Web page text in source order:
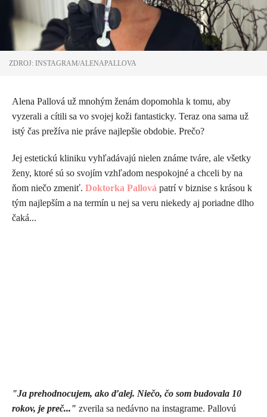
ZDROJ: INSTAGRAM/ALENAPALLOVA
Alena Pallová už mnohým ženám dopomohla k tomu, aby
vyzerali a cítili sa vo svojej koži fantasticky. Teraz ona sama už
istý čas prežíva nie práve najlepšie obdobie. Prečo?
Jej estetickú kliniku vyhľadávajú nielen známe tváre, ale všetky
ženy, ktoré sú so svojím vzhľadom nespokojné a chceli by na
ňom niečo zmeniť. Doktorka Pallová patrí v biznise s krásou k
tým najlepším a na termín u nej sa veru niekedy aj poriadne dlho
čaká...
"Ja prehodnocujem, ako ďalej. Niečo, čo som budovala 10
rokov, je preč..." zverila sa nedávno na instagrame. Pallovú